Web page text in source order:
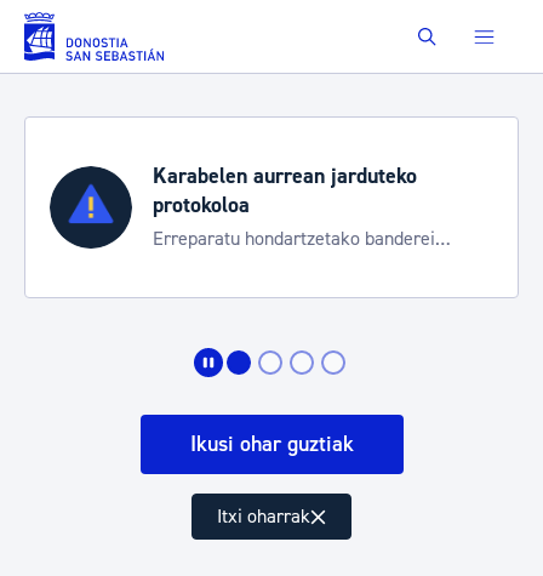
Eduki nagusira joan Buscar
Karabelen aurrean jarduteko
protokoloa
Erreparatu hondartzetako banderei
Ikusi ohar guztiak
Itxi oharrak